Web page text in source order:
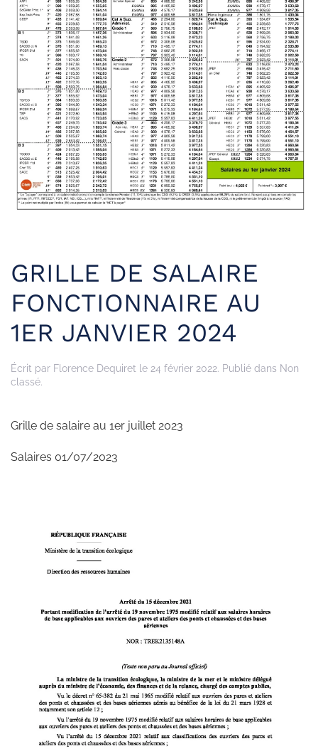
GRILLE DE SALAIRE
FONCTIONNAIRE AU
1ER JANVIER 2024
Écrit par Florence Dequiret le 24 février 2022. Publié dans Non
classé.
Grille de salaire au 1er juillet 2023
Salaires 01/07/2023